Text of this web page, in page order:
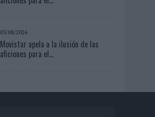
03/08/2026
Movistar apela a la ilusión de las
aficiones para el...